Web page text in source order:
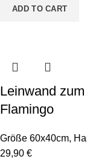
ADD TO CART
Leinwand
Flamingo
Größe 60x40cm,
29,90 €